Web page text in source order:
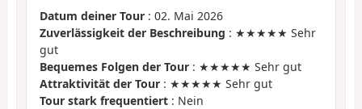
Datum deiner Tour : 02. Mai 2026
Zuverlässigkeit der Beschreibung : ★★★★★ Sehr
gut
Bequemes Folgen der Tour : ★★★★★ Sehr gut
Attraktivität der Tour : ★★★★★ Sehr gut
Tour stark frequentiert : Nein